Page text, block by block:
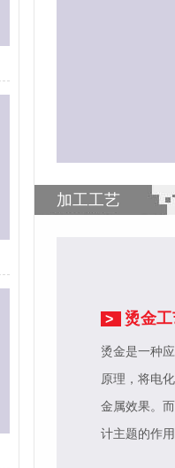
加工工艺
> 烫金
烫金是一种
原理，将电
金属效果。
计主题的作